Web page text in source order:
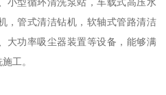
，管式清洁钻机，软轴式管路清洁
大功率吸尘器装置等设备，能够满
工。